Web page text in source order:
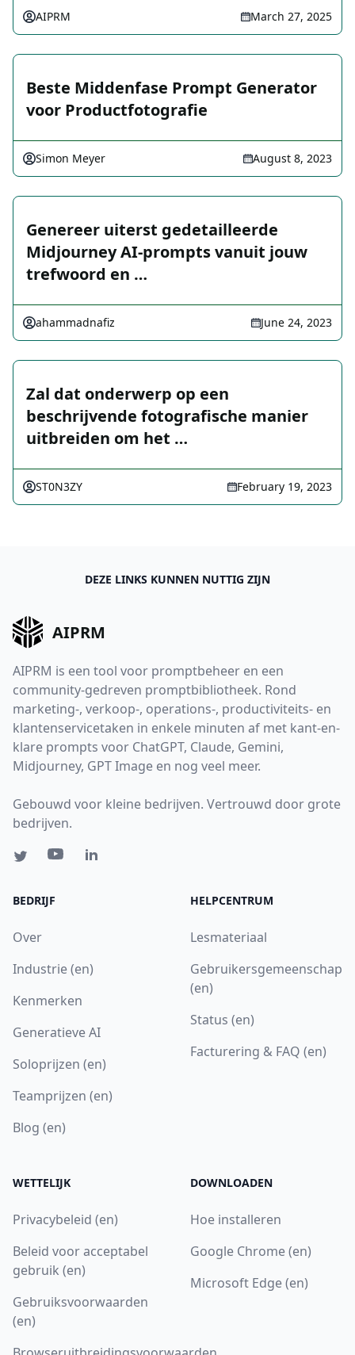
AIPRM March 27, 2025
Beste Middenfase Prompt Generator
voor Productfotografie
Simon Meyer August 8, 2023
Genereer uiterst gedetailleerde
Midjourney AI-prompts vanuit jouw
trefwoord en …
ahammadnafiz June 24, 2023
Zal dat onderwerp op een
beschrijvende fotografische manier
uitbreiden om het …
ST0N3ZY February 19, 2023
DEZE LINKS KUNNEN NUTTIG ZIJN
AIPRM
AIPRM is een tool voor promptbeheer en een
community-gedreven promptbibliotheek. Rond
marketing-, verkoop-, operations-, productiviteits- en
klantenservicetaken in enkele minuten af met kant-en-
klare prompts voor ChatGPT, Claude, Gemini,
Midjourney, GPT Image en nog veel meer.
Gebouwd voor kleine bedrijven. Vertrouwd door grote
bedrijven.
BEDRIJF
Over
Industrie (en)
Kenmerken
Generatieve AI
Soloprijzen (en)
Teamprijzen (en)
Blog (en)
HELPCENTRUM
Lesmateriaal
Gebruikersgemeenschap
(en)
Status (en)
Facturering & FAQ (en)
WETTELIJK
Privacybeleid (en)
Beleid voor acceptabel
gebruik (en)
Gebruiksvoorwaarden
(en)
DOWNLOADEN
Hoe installeren
Google Chrome (en)
Microsoft Edge (en)